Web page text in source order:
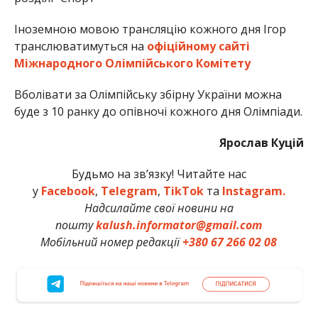
Іноземною мовою трансляцію кожного дня Ігор
транслюватимуться на офіційному сайті
Міжнародного Олімпійського Комітету
Вболівати за Олімпійську збірну України можна
буде з 10 ранку до опівночі кожного дня Олімпіади.
Ярослав Куцій
Будьмо на зв’язку! Читайте нас
у Facebook, Telegram, TikTokта Instagram.
Надсилайте свої новини на
поштуkalush.informator@gmail.com
Мобільний номер редакції+380 67 266 02 08